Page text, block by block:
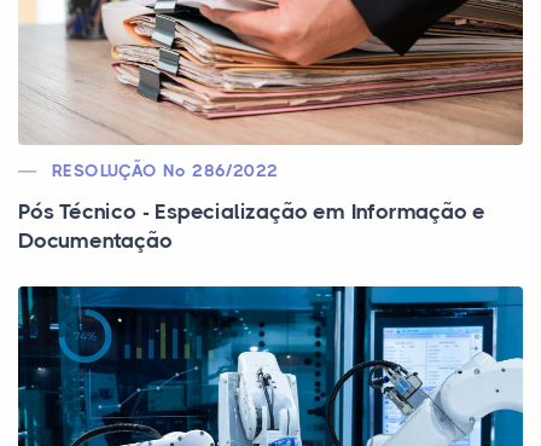
RESOLUÇÃO Nº 286/2022
Pós Técnico - Especialização em Informação e
Documentação